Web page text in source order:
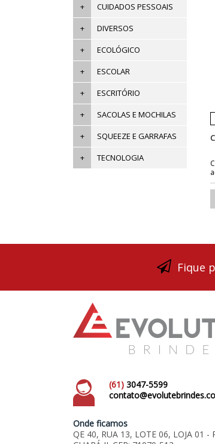
+
CUIDADOS PESSOAIS
+
DIVERSOS
+
ECOLÓGICO
+
ESCOLAR
+
ESCRITÓRIO
+
SACOLAS E MOCHILAS
+
SQUEEZE E GARRAFAS
+
TECNOLOGIA
Fique
(61) 3047-5599
Onde ficamos
QE 40, RUA 13, LOTE 06, LOJA 01 -